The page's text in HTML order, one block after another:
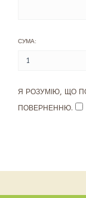
СУМА:
Я РОЗУМІЮ, ЩО
ПОВЕРНЕННЮ.